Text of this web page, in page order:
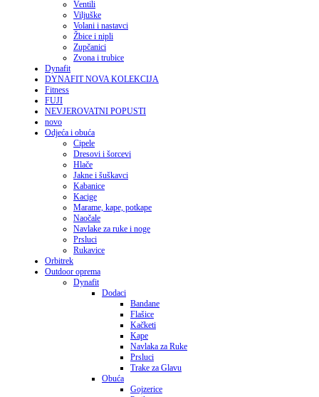
Ventili
Viljuške
Volani i nastavci
Žbice i nipli
Zupčanici
Zvona i trubice
Dynafit
DYNAFIT NOVA KOLEKCIJA
Fitness
FUJI
NEVJEROVATNI POPUSTI
novo
Odjeća i obuća
Cipele
Dresovi i šorcevi
Hlače
Jakne i šuškavci
Kabanice
Kacige
Marame, kape, potkape
Naočale
Navlake za ruke i noge
Prsluci
Rukavice
Orbitrek
Outdoor oprema
Dynafit
Dodaci
Bandane
Flašice
Kačketi
Kape
Navlaka za Ruke
Prsluci
Trake za Glavu
Obuća
Gojzerice